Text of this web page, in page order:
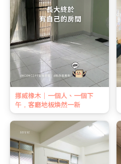
挪威橡木｜一個人、一個下
午，客廳地板煥然一新